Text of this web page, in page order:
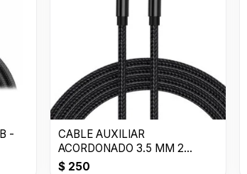
-
CABLE AUXILIAR
ACORDONADO 3.5 MM 2
METROS
$ 250